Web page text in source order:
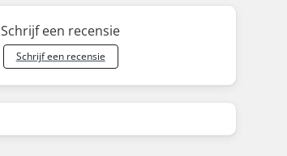
Schrijf een recensie
Schrijf een recensie